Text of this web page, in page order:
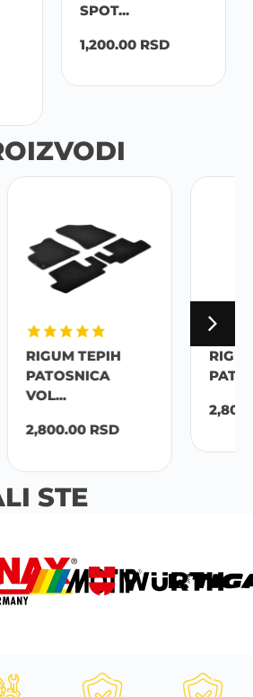
SPOT...
1,200.00 RSD
RIGUM TEPIH
PATOSNICA ZAS...
STE